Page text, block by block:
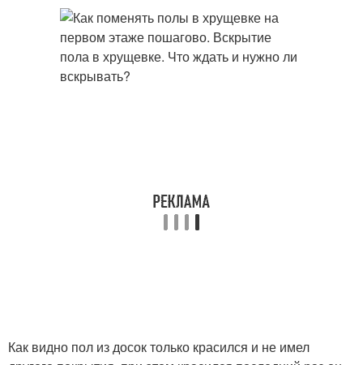
Как видно пол из досок только красился и не имел